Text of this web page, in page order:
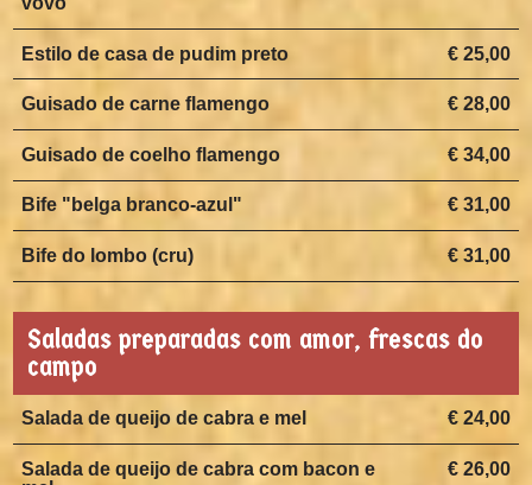
€ 25,00
Estilo de casa de pudim preto
€ 28,00
Guisado de carne flamengo
€ 34,00
Guisado de coelho flamengo
€ 31,00
Bife "belga branco-azul"
€ 31,00
Bife do lombo (cru)
Saladas preparadas com amor, frescas do
campo
€ 24,00
Salada de queijo de cabra e mel
€ 26,00
Salada de queijo de cabra com bacon e